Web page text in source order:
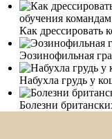
Как дрессировать
Эозинофильная
Набухла грудь у
Болезни